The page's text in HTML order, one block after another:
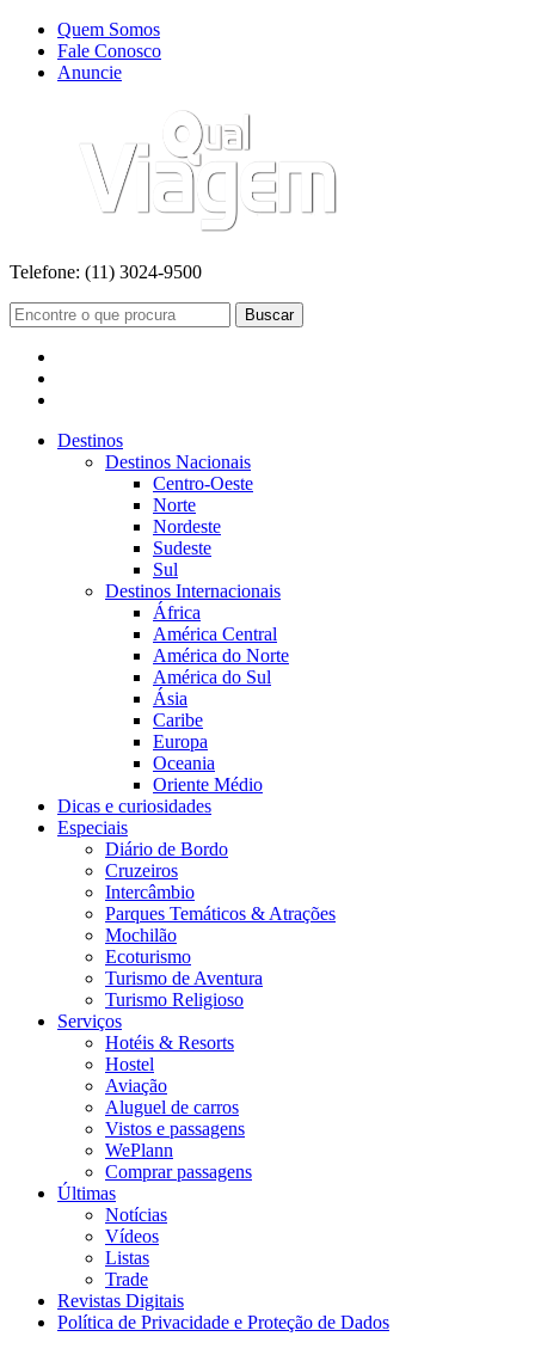
Quem Somos
Fale Conosco
Anuncie
Telefone: (11) 3024-9500
Buscar
Destinos
Destinos Nacionais
Centro-Oeste
Norte
Nordeste
Sudeste
Sul
Destinos Internacionais
África
América Central
América do Norte
América do Sul
Ásia
Caribe
Europa
Oceania
Oriente Médio
Dicas e curiosidades
Especiais
Diário de Bordo
Cruzeiros
Intercâmbio
Parques Temáticos & Atrações
Mochilão
Ecoturismo
Turismo de Aventura
Turismo Religioso
Serviços
Hotéis & Resorts
Hostel
Aviação
Aluguel de carros
Vistos e passagens
WePlann
Comprar passagens
Últimas
Notícias
Vídeos
Listas
Trade
Revistas Digitais
Política de Privacidade e Proteção de Dados